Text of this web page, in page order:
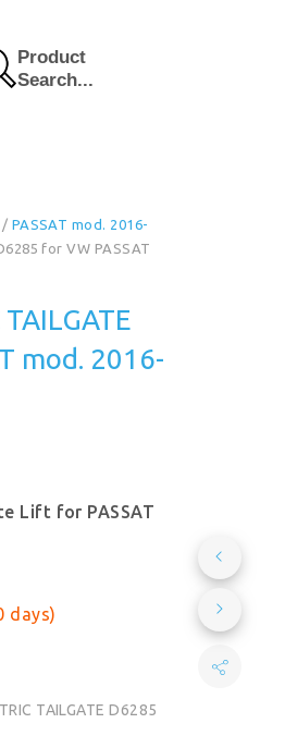
Product
Search...
/ PASSAT mod. 2016-
for VW PASSAT
mod. 2016-
Lift for PASSAT
days)
TAILGATE D6285